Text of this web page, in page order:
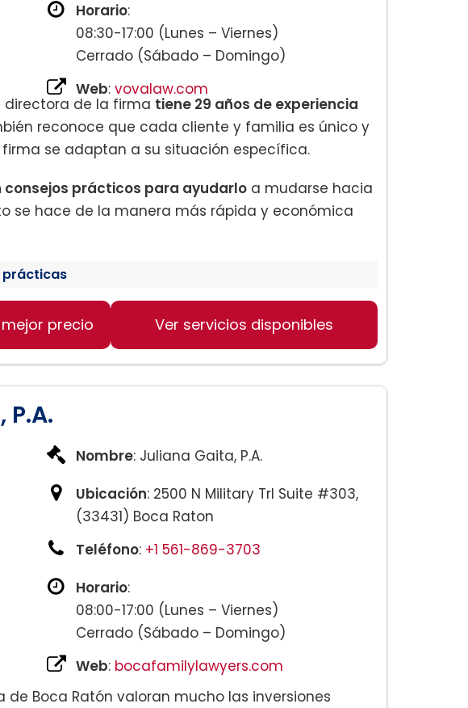
Horario:
08:30-17:00 (Lunes – Viernes)
Cerrado (Sábado – Domingo)
Web: vovalaw.com
directora de la firma tiene 29 años de experiencia
reconoce que cada cliente y familia es único y
se adaptan a su situación específica.
consejos prácticos para ayudarlo a mudarse hacia
se hace de la manera más rápida y económica
prácticas
precio Ver servicios disponibles
Nombre: Juliana Gaita, P.A.
Ubicación: 2500 N Military Trl Suite #303,
(33431) Boca Raton
Teléfono: +1 561-869-3703
Horario:
08:00-17:00 (Lunes – Viernes)
Cerrado (Sábado – Domingo)
Web: bocafamilylawyers.com
de Boca Ratón valoran mucho las inversiones